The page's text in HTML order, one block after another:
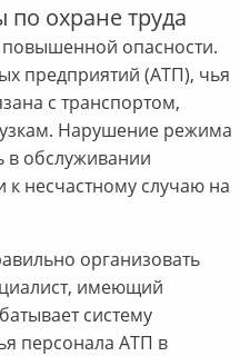
охране труда
опасности.
предприятий (АТП), чья
с транспортом,
Нарушение режима
в обслуживании
к несчастному случаю на
организовать
имеющий
систему
персонала АТП в